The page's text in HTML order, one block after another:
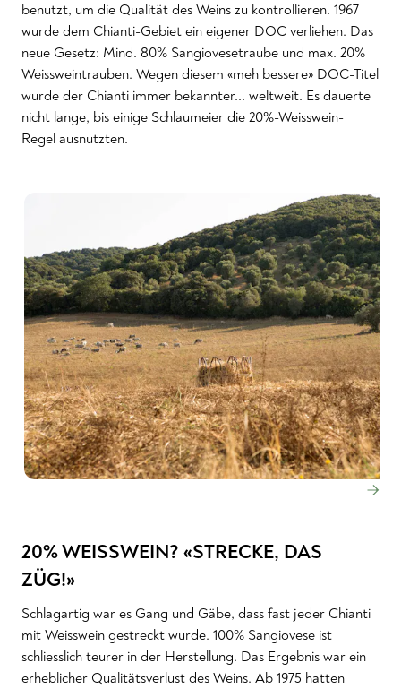
benutzt, um die Qualität des Weins zu kontrollieren. 1967
wurde dem Chianti-Gebiet ein eigener DOC verliehen. Das
neue Gesetz: Mind. 80% Sangiovesetraube und max. 20%
Weissweintrauben. Wegen diesem «meh bessere» DOC-Titel
wurde der Chianti immer bekannter... weltweit. Es dauerte
nicht lange, bis einige Schlaumeier die 20%-Weisswein-
Regel ausnutzten.
20% WEISSWEIN? «STRECKE, DAS
ZÜG!»
Schlagartig war es Gang und Gäbe, dass fast jeder Chianti
mit Weisswein gestreckt wurde. 100% Sangiovese ist
schliesslich teurer in der Herstellung. Das Ergebnis war ein
erheblicher Qualitätsverlust des Weins. Ab 1975 hatten